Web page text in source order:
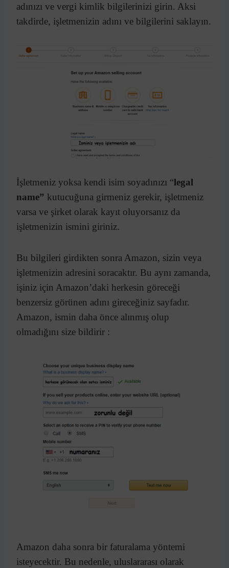
adınızı ve vergi kimlik bilgilerinizi girin. Aksi
takdirde, işletmenizin adını ve bilgilerini saklayın.
İşletmeniz yoksa kendi isim soyadınızı “legal
name” kutucuğuna girmeniz gerekir, işletmeniz
varsa ve şirket olarak kayıt oluyorsanız da
işletmenizin ismini giriniz.
Bu bilgileri girdikten sonra Amazon, sizin veya
işletmenizin adresini soracaktır. Bu aynı zamanda,
işiniz için Amazon’daki herkesin göreceği
benzersiz görünen adını gireceğiniz sayfadır.
Amazon, ismin daha önce alınmış olup
olmadığını size bildirir :
Amazon daha sonra bir faturalama yöntemi
isteyecektir. Bu nedenle, uluslararası olarak